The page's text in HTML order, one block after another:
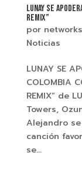
LUNAY SE
REMIX”
por
Noticias
LUNAY SE
COLOMBIA
REMIX” de
Towers,
Alejandro
canción
se...